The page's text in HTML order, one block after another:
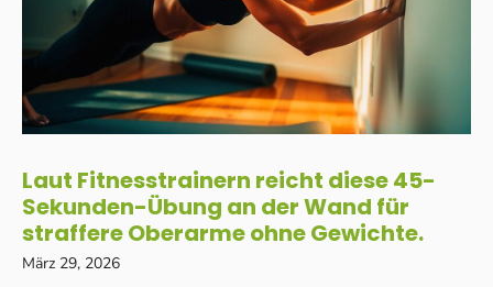
Laut Fitnesstrainern reicht diese 45-
Sekunden-Übung an der Wand für
straffere Oberarme ohne Gewichte.
März 29, 2026